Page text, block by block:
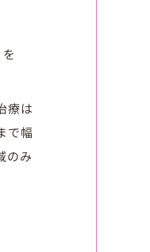
療は
で幅
のみ